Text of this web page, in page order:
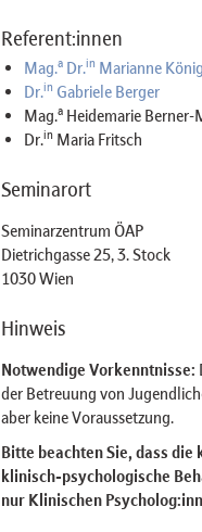
Referent:innen
Mag.aDr.in Marianne
Dr.in Gabriele Berger
Mag.aHeidemarie Berner-
Dr.inMaria Fritsch
Seminarort
Seminarzentrum ÖAP
Dietrichgasse 25, 3. Stock
1030 Wien
Hinweis
Notwendige Vorkenntnisse:
der Betreuung von
aber keine Voraussetzung.
Bitte beachten Sie, dass
klinisch-psychologische
nur Klinischen